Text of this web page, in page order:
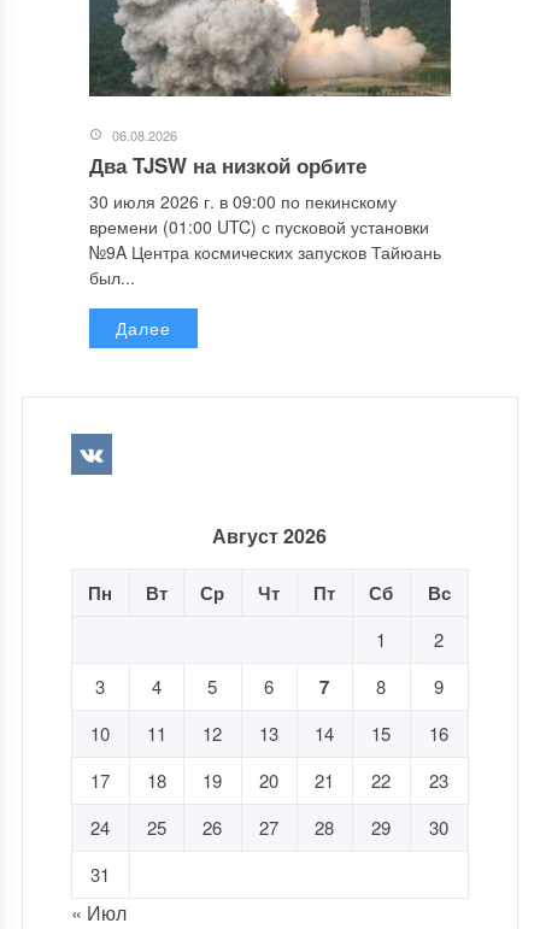
06.08.2026
Два TJSW на низкой орбите
30 июля 2026 г. в 09:00 по пекинскому
времени (01:00 UTC) с пусковой установки
№9A Центра космических запусков Тайюань
был...
Далее
Август 2026
Пн Вт Ср Чт Пт Сб Вс
1
2
3
4 5 6 7 8
9
10
11 12 13 14 15
16
17
18 19 20 21 22
23
24
25 26 27 28 29
30
31
« Июл